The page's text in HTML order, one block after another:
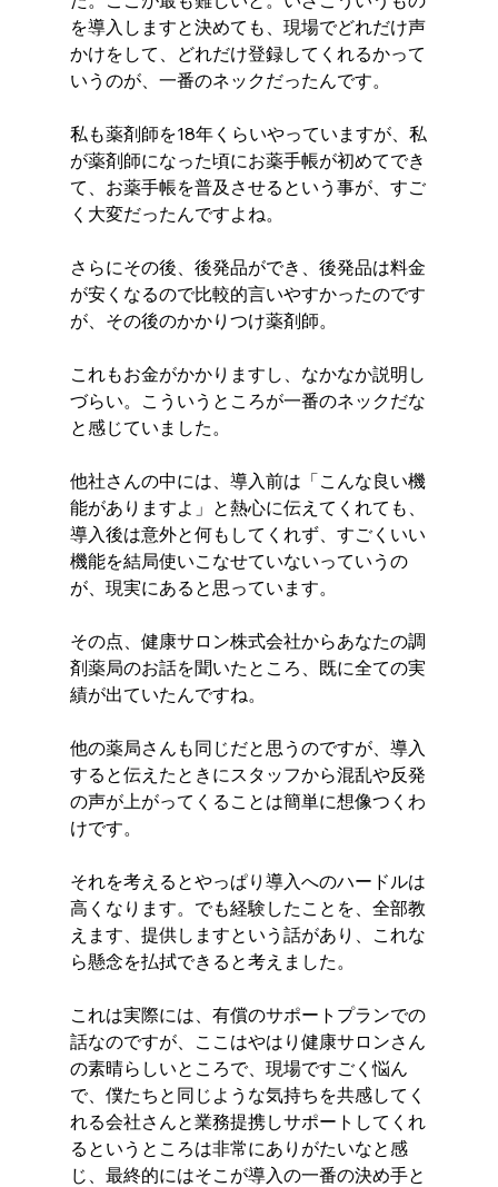
を導入しますと決めても、現場でどれだけ声
かけをして、どれだけ登録してくれるかって
いうのが、一番のネックだったんです。
私も薬剤師を18年くらいやっていますが、私
が薬剤師になった頃にお薬手帳が初めてでき
て、お薬手帳を普及させるという事が、すご
く大変だったんですよね。
さらにその後、後発品ができ、後発品は料金
が安くなるので比較的言いやすかったのです
が、その後のかかりつけ薬剤師。
これもお金がかかりますし、なかなか説明し
づらい。こういうところが一番のネックだな
と感じていました。
他社さんの中には、導入前は「こんな良い機
能がありますよ」と熱心に伝えてくれても、
導入後は意外と何もしてくれず、すごくいい
機能を結局使いこなせていないっていうの
が、現実にあると思っています。
その点、健康サロン株式会社からあなたの調
剤薬局のお話を聞いたところ、既に全ての実
績が出ていたんですね。
他の薬局さんも同じだと思うのですが、導入
すると伝えたときにスタッフから混乱や反発
の声が上がってくることは簡単に想像つくわ
けです。
それを考えるとやっぱり導入へのハードルは
高くなります。でも経験したことを、全部教
えます、提供しますという話があり、これな
ら懸念を払拭できると考えました。
これは実際には、有償のサポートプランでの
話なのですが、ここはやはり健康サロンさん
の素晴らしいところで、現場ですごく悩ん
で、僕たちと同じような気持ちを共感してく
れる会社さんと業務提携しサポートしてくれ
るというところは非常にありがたいなと感
じ、最終的にはそこが導入の一番の決め手と